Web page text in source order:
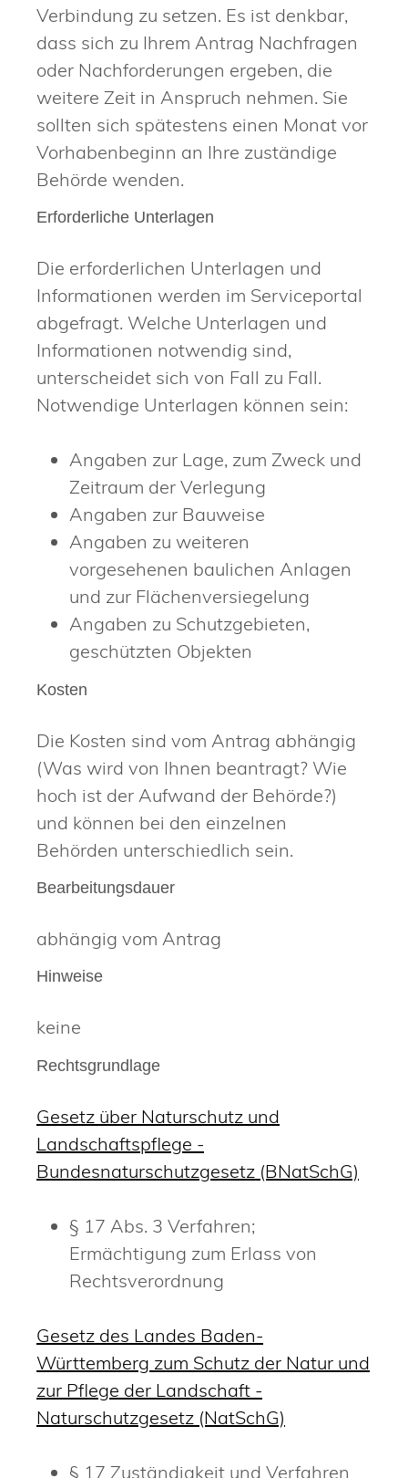
Verbindung zu setzen. Es ist denkbar,
dass sich zu Ihrem Antrag Nachfragen
oder Nachforderungen ergeben, die
weitere Zeit in Anspruch nehmen. Sie
sollten sich spätestens einen Monat vor
Vorhabenbeginn an Ihre zuständige
Behörde wenden.
Erforderliche Unterlagen
Die erforderlichen Unterlagen und
Informationen werden im Serviceportal
abgefragt. Welche Unterlagen und
Informationen notwendig sind,
unterscheidet sich von Fall zu Fall.
Notwendige Unterlagen können sein:
Angaben zur Lage, zum Zweck und
Zeitraum der Verlegung
Angaben zur Bauweise
Angaben zu weiteren
vorgesehenen baulichen Anlagen
und zur Flächenversiegelung
Angaben zu Schutzgebieten,
geschützten Objekten
Kosten
Die Kosten sind vom Antrag abhängig
(Was wird von Ihnen beantragt? Wie
hoch ist der Aufwand der Behörde?)
und können bei den einzelnen
Behörden unterschiedlich sein.
Bearbeitungsdauer
abhängig vom Antrag
Hinweise
keine
Rechtsgrundlage
Gesetz über Naturschutz und
Landschaftspflege -
Bundesnaturschutzgesetz (BNatSchG)
§ 17 Abs. 3 Verfahren;
Ermächtigung zum Erlass von
Rechtsverordnung
Gesetz des Landes Baden-
Württemberg zum Schutz der Natur und
zur Pflege der Landschaft -
Naturschutzgesetz (NatSchG)
§ 17 Zuständigkeit und Verfahren